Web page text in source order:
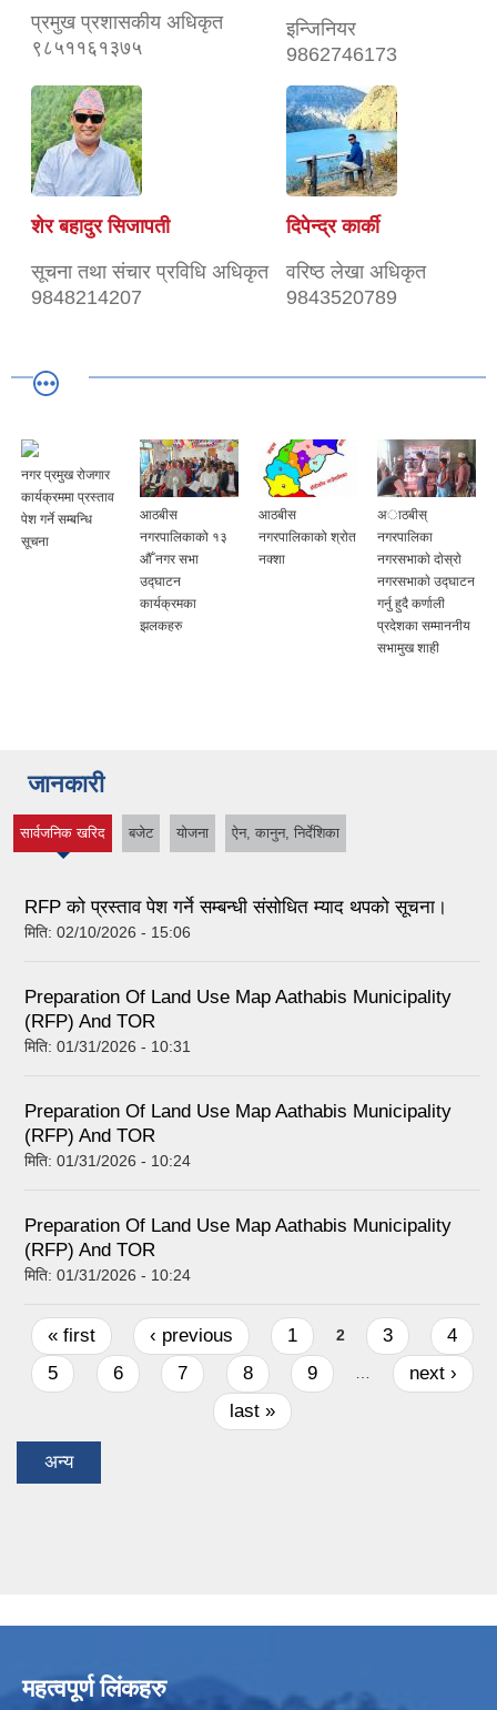
प्रमुख प्रशासकीय अधिकृत
९८५११६१३७५
इन्जिनियर
9862746173
शेर बहादुर सिजापती
सूचना तथा संचार प्रविधि अधिकृत
9848214207
दिपेन्द्र कार्की
वरिष्ठ लेखा अधिकृत
9843520789
नगर प्रमुख रोजगार
कार्यक्रममा प्रस्ताव
पेश गर्ने सम्बन्धि
सूचना
आठबीस
नगरपालिकाको १३
औँ नगर सभा
उद्घाटन
कार्यक्रमका
झलकहरु
आठबीस
नगरपालिकाको श्रोत
नक्शा
अाठबीस्
नगरपालिका
नगरसभाकाे दाेस्राे
नगरसभाकाे उद्घाटन
गर्नु हुदै कर्णाली
प्रदेशका सम्माननीय
सभामुख शाही
जानकारी
सार्वजनिक खरिद बजेट योजना ऐन, कानुन, निर्देशिका
RFP को प्रस्ताव पेश गर्ने सम्बन्धी संसोधित म्याद थपको सूचना।
मिति: 02/10/2026 - 15:06
Preparation Of Land Use Map Aathabis Municipality
(RFP) And TOR
मिति: 01/31/2026 - 10:31
Preparation Of Land Use Map Aathabis Municipality
(RFP) And TOR
मिति: 01/31/2026 - 10:24
Preparation Of Land Use Map Aathabis Municipality
(RFP) And TOR
मिति: 01/31/2026 - 10:24
Pages
« first ‹ previous 1 2 3
4
5
6 7 8 9 …
next ›
last »
अन्य
महत्वपूर्ण लिंकहरु